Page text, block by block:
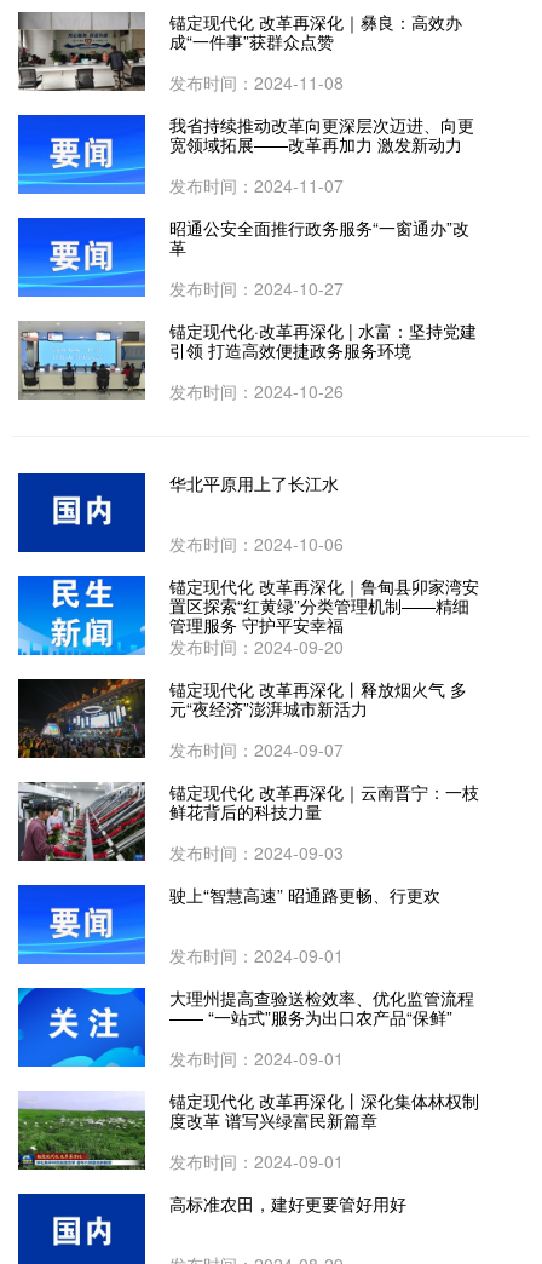
锚定现代化 改革再深化｜彝良：高效办
成“一件事”获群众点赞
发布时间：2024-11-08
我省持续推动改革向更深层次迈进、向更
宽领域拓展——改革再加力 激发新动力
发布时间：2024-11-07
昭通公安全面推行政务服务“一窗通办”改
革
发布时间：2024-10-27
锚定现代化·改革再深化 | 水富：坚持党建
引领 打造高效便捷政务服务环境
发布时间：2024-10-26
华北平原用上了长江水
发布时间：2024-10-06
锚定现代化 改革再深化｜鲁甸县卯家湾安
置区探索“红黄绿”分类管理机制——精细
管理服务 守护平安幸福
发布时间：2024-09-20
锚定现代化 改革再深化丨释放烟火气 多
元“夜经济”澎湃城市新活力
发布时间：2024-09-07
锚定现代化 改革再深化｜云南晋宁：一枝
鲜花背后的科技力量
发布时间：2024-09-03
驶上“智慧高速” 昭通路更畅、行更欢
发布时间：2024-09-01
大理州提高查验送检效率、优化监管流程
—— “一站式”服务为出口农产品“保鲜”
发布时间：2024-09-01
锚定现代化 改革再深化丨深化集体林权制
度改革 谱写兴绿富民新篇章
发布时间：2024-09-01
高标准农田，建好更要管好用好